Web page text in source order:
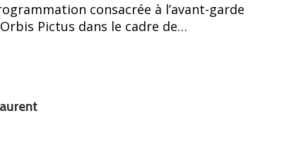
consacrée à l’avant-garde
Pictus dans le cadre de…